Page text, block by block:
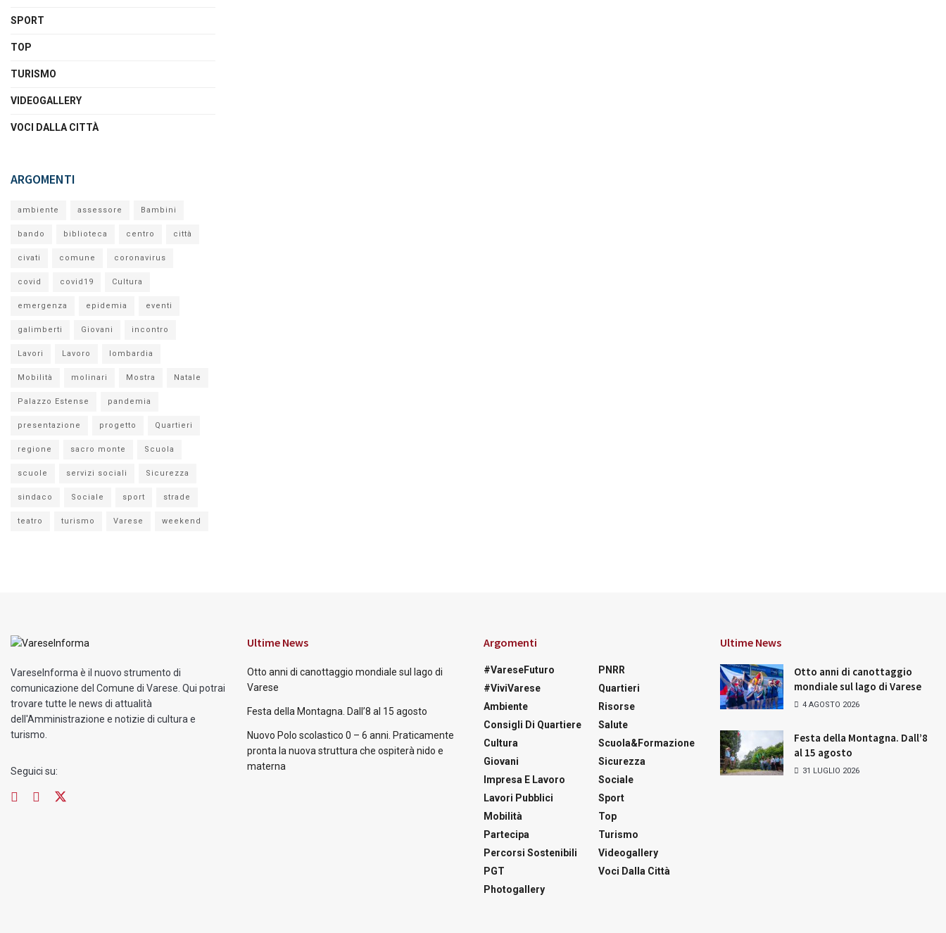
SPORT
TOP
TURISMO
VIDEOGALLERY
VOCI DALLA CITTÀ
ARGOMENTI
ambiente assessore Bambini
bando biblioteca centro città
civati comune coronavirus
covid covid19 Cultura
emergenza epidemia eventi
galimberti Giovani incontro
Lavori Lavoro lombardia
Mobilità molinari Mostra Natale
Palazzo Estense pandemia
presentazione progetto Quartieri
regione sacro monte Scuola
scuole servizi sociali Sicurezza
sindaco Sociale sport strade
teatro turismo Varese weekend
VareseInforma è il nuovo strumento di
comunicazione del Comune di Varese. Qui potrai
trovare tutte le news di attualità
dell'Amministrazione e notizie di cultura e
turismo.
Seguici su:
Ultime News
Otto anni di canottaggio mondiale sul lago di
Varese
Festa della Montagna. Dall’8 al 15 agosto
Nuovo Polo scolastico 0 – 6 anni. Praticamente
pronta la nuova struttura che ospiterà nido e
materna
Argomenti
#VareseFuturo
#ViviVarese
Ambiente
Consigli Di Quartiere
Cultura
Giovani
Impresa E Lavoro
Lavori Pubblici
Mobilità
Partecipa
Percorsi Sostenibili
PGT
Photogallery
PNRR
Quartieri
Risorse
Salute
Scuola&Formazione
Sicurezza
Sociale
Sport
Top
Turismo
Videogallery
Voci Dalla Città
Ultime News
Otto anni di canottaggio
mondiale sul lago di Varese
4 AGOSTO 2026
Festa della Montagna. Dall’8
al 15 agosto
31 LUGLIO 2026